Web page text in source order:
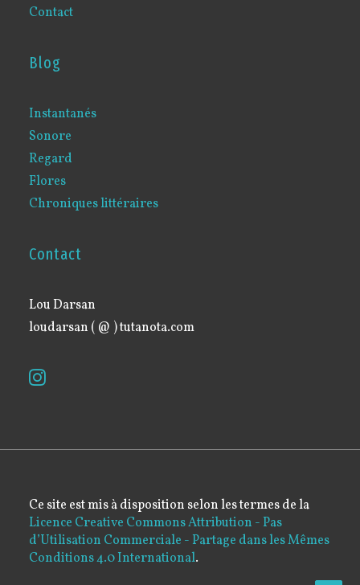
Contact
Blog
Instantanés
Sonore
Regard
Flores
Chroniques littéraires
Contact
Lou Darsan
loudarsan ( @ ) tutanota.com
Ce site est mis à disposition selon les termes de la
Licence Creative Commons Attribution - Pas
d’Utilisation Commerciale - Partage dans les Mêmes
Conditions 4.0 International.